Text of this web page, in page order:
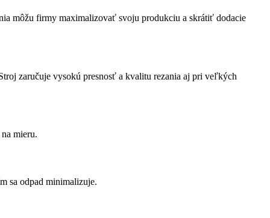
môžu firmy maximalizovať svoju produkciu a skrátiť dodacie
zaručuje vysokú presnosť a kvalitu rezania aj pri veľkých
mieru.
sa odpad minimalizuje.